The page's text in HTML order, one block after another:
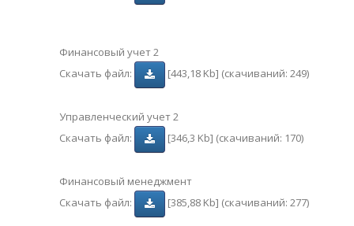
Финансовый учет 2
Скачать файл:
[443,18 Kb] (cкачиваний: 249)
Управленческий учет 2
Скачать файл:
[346,3 Kb] (cкачиваний: 170)
Финансовый менеджмент
Скачать файл:
[385,88 Kb] (cкачиваний: 277)